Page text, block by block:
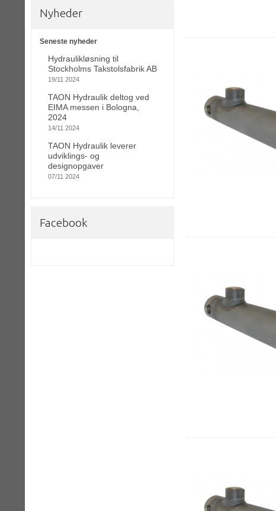
Nyheder
Seneste nyheder
Hydraulikløsning til
Stockholms Takstolsfabrik AB
19/11 2024
TAON Hydraulik deltog ved
EIMA messen i Bologna,
2024
14/11 2024
TAON Hydraulik leverer
udviklings- og
designopgaver
07/11 2024
Facebook